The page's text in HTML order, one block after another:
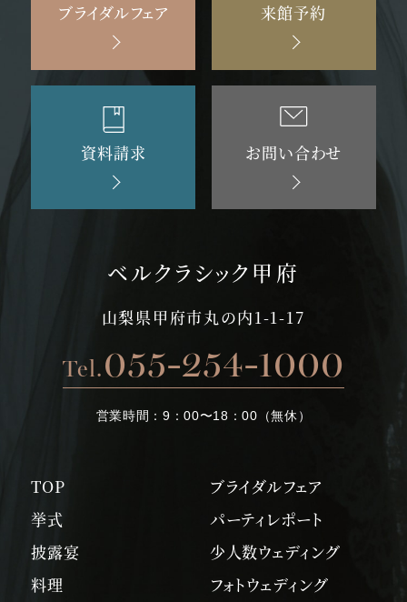
ブライダルフェア 来館予約
資料請求 お問い合わせ
ベルクラシック甲府
山梨県甲府市丸の内1-1-17
Tel.055-254-1000
営業時間： 9：00〜18：00（無休）
TOP
挙式
披露宴
料理
ブライダルフェア
パーティレポート
少人数ウェディング
フォトウェディング